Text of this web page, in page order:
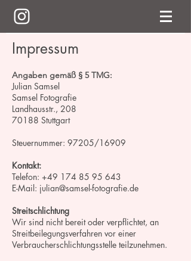
Impressum
Angaben gemäß § 5 TMG:
Julian Samsel
Samsel Fotografie
Landhausstr., 208
70188 Stuttgart
Steuernummer: ​​​​97205/16909
Kontakt:
Telefon: +49 174 85 95 643
E-Mail: julian@samsel-fotografie.de
Streitschlichtung
Wir sind nicht bereit oder verpflichtet, an
Streitbeilegungsverfahren vor einer
Verbraucherschlichtungsstelle teilzunehmen.